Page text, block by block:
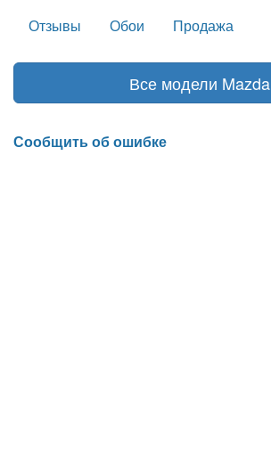
Отзывы Обои Продажа
Все модели Mazda
Сообщить об ошибке